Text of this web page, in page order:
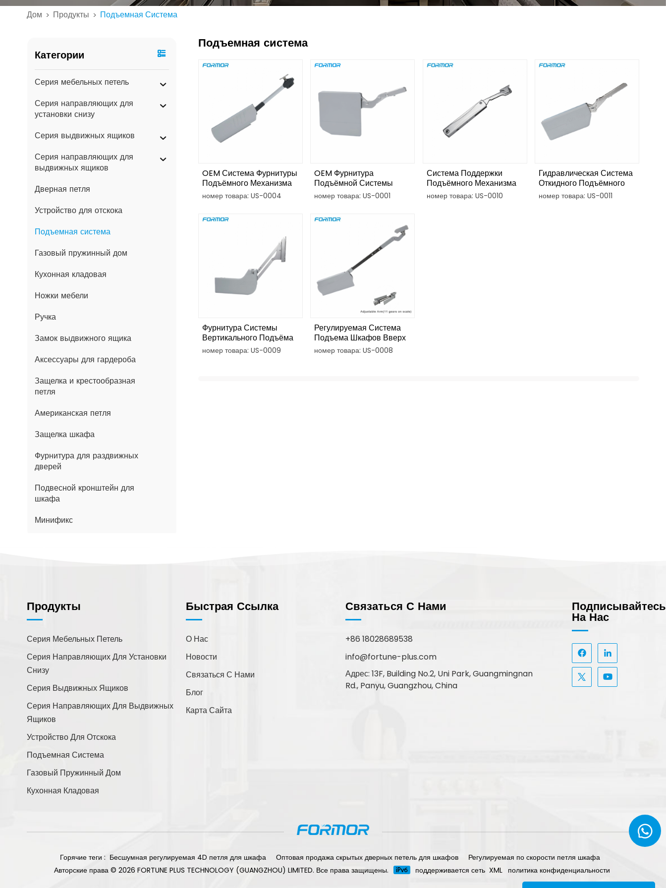
Дом > Продукты > Подъемная Система
Категории
Серия мебельных петель
Серия направляющих для
установки снизу
Серия выдвижных ящиков
Серия направляющих для
выдвижных ящиков
Дверная петля
Устройство для отскока
Подъемная система
Газовый пружинный дом
Кухонная кладовая
Ножки мебели
Ручка
Замок выдвижного ящика
Аксессуары для гардероба
Защелка и крестообразная
петля
Американская петля
Защелка шкафа
Фурнитура для раздвижных
дверей
Подвесной кронштейн для
шкафа
Минификс
Вы можете связаться с нами
любым удобным для вас
способом. Мы доступны
почте или телефону.
Связаться С Нами
Новые Продукты
Прямое основание,
угол наклона 105
градусов, вес 85 г,
петли с плавным
Читать Далее
накладная
отверстия,
никелированное
покрытие.
Подъемная система
OEM Система Фурнитуры
Подъёмного Механизма
Шкафа С Свободной
Фиксацией Положения
номер товара: US-0004
OEM Фурнитура
Подъёмной Системы
Откидной Дверцы Шкафа
номер товара: US-0001
Система Поддержки
Подъёмного Механизма
Шкафчика С Фиксацией В
Любом Положении
номер товара: US-0010
Гидравлическая Система
Откидного Подъёмного
Механизма Шкафа С
Плавным Закрыванием
номер товара: US-0011
Фурнитура Системы
Вертикального Подъёма
Дверцы Шкафа
номер товара: US-0009
Регулируемая Система
Подъема Шкафов Вверх
И Вниз. Фурнитура.
номер товара: US-0008
Продукты
Серия Мебельных Петель
Серия Направляющих Для Установки
Снизу
Серия Выдвижных Ящиков
Серия Направляющих Для Выдвижных
Ящиков
Устройство Для Отскока
Подъемная Система
Газовый Пружинный Дом
Кухонная Кладовая
Быстрая Ссылка
О Нас
Новости
Связаться С Нами
Блог
Карта Сайта
Связаться С Нами
+86 18028689538
info@fortune-plus.com
Адрес: 13F, Building No.2, Uni Park, Guangmingnan
Rd., Panyu, Guangzhou, China
Подписывайтесь
На Нас
Горячие теги : Бесшумная регулируемая 4D петля для шкафа Оптовая продажа скрытых дверных петель для шкафов
Регулируемая по скорости петля шкафа
Авторские права © 2026 FORTUNE PLUS TECHNOLOGY (GUANGZHOU) LIMITED. Все права защищены.
поддерживается сеть XML политика конфиденциальности